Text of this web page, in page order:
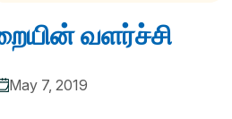
வளர்ச்சி
May 7, 2019